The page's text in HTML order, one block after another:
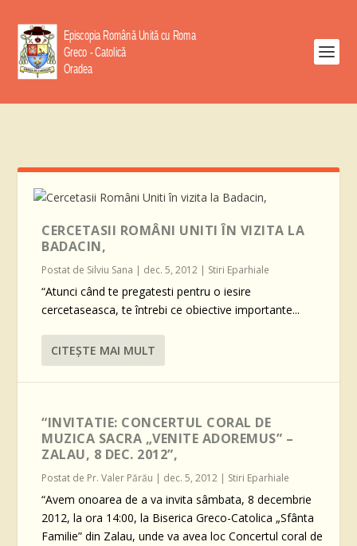
CERCETASII ROMÂNI UNITI ÎN VIZITA LA
BADACIN,
Postat de Silviu Sana | dec. 5, 2012 | Stiri Eparhiale
“Atunci când te pregatesti pentru o iesire
cercetaseasca, te întrebi ce obiective importante...
CITEŞTE MAI MULT
“INVITATIE: CONCERTUL CORAL DE
MUZICA SACRA „VENITE ADOREMUS” –
ZALAU, 8 DEC. 2012”,
Postat de Pr. Valer Părău | dec. 5, 2012 | Stiri Eparhiale
“Avem onoarea de a va invita sâmbata, 8 decembrie
2012, la ora 14:00, la Biserica Greco-Catolica „Sfânta
Familie” din Zalau, unde va avea loc Concertul coral de